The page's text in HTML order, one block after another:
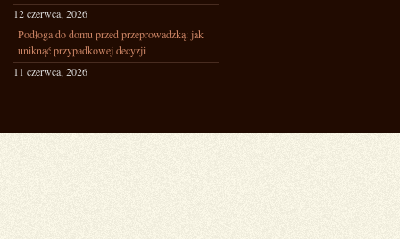
12 czerwca, 2026
Podłoga do domu przed przeprowadzką: jak
uniknąć przypadkowej decyzji
11 czerwca, 2026